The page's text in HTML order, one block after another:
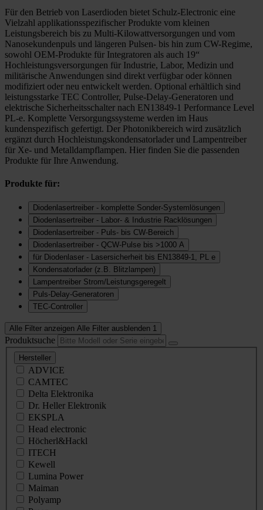
Für den Betrieb von Laserdioden bietet Schulz-Electronic eine
Vielzahl applikationsspezifischer Produkte vom kleinen
Leistungsbereich bis zu Multi-Kilowattversorgungen und vom
Nanosekundenpuls und längeren Pulsen- bis hin zum CW-Regime,
sowohl OEM-Produkte für Integratoren als auch 19“
Hochleistungsversorgungen für Industrie, Labor, Medizin und
militärische Anwendungen sind direkt verfügbar oder können
modifiziert oder neu entwickelt werden. Optional erhältlich sind
leistungsstarke TEC Controller, Pulse-Delay-Generatoren und
elektrische Sicherheitsschalter nach EN13849-1 Performance Level
PL-e. Komplette Versorgungssysteme werden im Haus
kundenspezifisch gefertigt. Der Photonikbereich wird zusätzlich
ergänzt durch Hochleistungskondensatorlader und Lampentreiber
für Xe- und Metalldampflampen. Hier finden Sie die passenden
Produkte für Ihre Anwendung.
Produkte für:
Diodenlasertreiber - komplette Sonder-Systemlösungen
Diodenlasertreiber - Labor- & Industrie Racklösungen
Diodenlasertreiber - Puls- bis CW-Bereich
Diodenlasertreiber - QCW-Pulse bis >1000 A
für Diodenlaser - Lasersicherheit bis EN13849-1, PL e
Kondensatorlader (z.B. Blitzlampen)
Lampentreiber Strom/Leistungsgeregelt
Puls-Delay-Generatoren
TEC-Controller
Alle Filter anzeigen Alle Filter ausblenden 1
Produktsuche
Hersteller
ADVICE
CAMTEC
Delta Elektronika
Dr. Heller Elektronik
EKSPLA
Head electronic
Höcherl&Hackl
ITECH
Kewell
Lumina Power
Maiman
Polyamp